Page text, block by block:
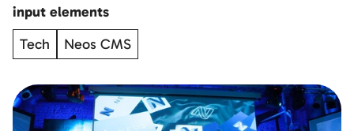
input elements
Tech
Neos CMS